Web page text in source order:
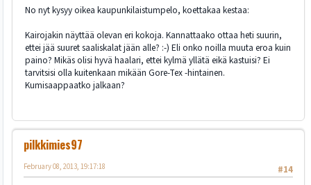
No nyt kysyy oikea kaupunkilaistumpelo, koettakaa kestaa:
Kairojakin näyttää olevan eri kokoja. Kannattaako ottaa heti suurin,
ettei jää suuret saaliskalat jään alle? :-) Eli onko noilla muuta eroa kuin
paino? Mikäs olisi hyvä haalari, ettei kylmä yllätä eikä kastuisi? Ei
tarvitsisi olla kuitenkaan mikään Gore-Tex -hintainen.
Kumisaappaatko jalkaan?
pilkkimies97
#14
February 08, 2013, 19:17:18